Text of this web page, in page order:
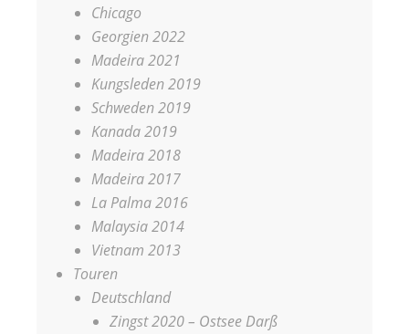
Chicago
Georgien 2022
Madeira 2021
Kungsleden 2019
Schweden 2019
Kanada 2019
Madeira 2018
Madeira 2017
La Palma 2016
Malaysia 2014
Vietnam 2013
Touren
Deutschland
Zingst 2020 – Ostsee Darß